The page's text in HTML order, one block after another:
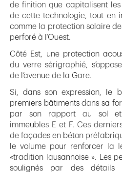
de finition que capitalisent les
de cette technologie, tout en
comme la protection solaire
perforé à l’Ouest.
Côté Est, une protection
du verre sérigraphié,
de l’avenue de la Gare.
Si, dans son expression, le
premiers bâtiments dans sa
par son rapport au sol et
immeubles E et F. Ces
de façades en béton
le volume pour renforcer la
«tradition lausannoise ». Les
soulignés par des détails